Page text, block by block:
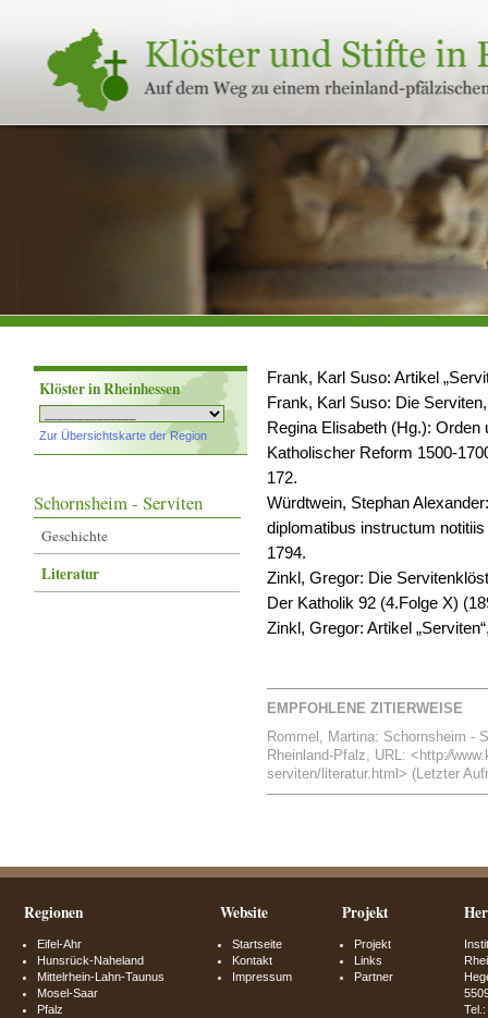
Klöster
und
Stifte
in
Rheinland-
Klöster in Rheinhessen
Zur Übersichtskarte der Region
Schornsheim - Serviten
Geschichte
Literatur
Frank, Karl Suso: Artikel
Frank, Karl Suso: Die
Regina Elisabeth (Hg.):
Katholischer Reform 1500-
172.
Würdtwein, Stephan
diplomatibus instructum
1794.
Zinkl, Gregor: Die
Der Katholik 92 (4.Folge X)
Zinkl, Gregor: Artikel
EMPFOHLENE ZITIERWEISE
Rommel, Martina: Schornsheim -
Rheinland-Pfalz, URL:
serviten/literatur.html> (Letzter
Regionen
Eifel-Ahr
Hunsrück-Naheland
Mittelrhein-Lahn-Taunus
Mosel-Saar
Pfalz
Website
Startseite
Kontakt
Impressum
Projekt
Projekt
Links
Partner